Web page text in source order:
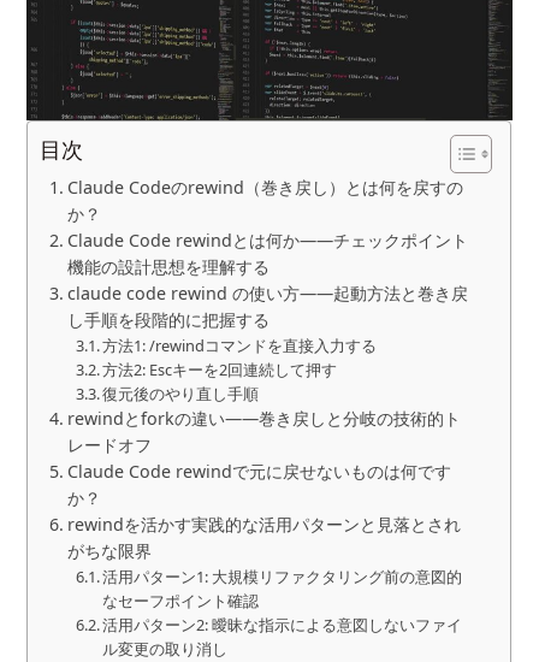
目次
Claude Codeのrewind（巻き戻し）とは何を戻すの
か？
Claude Code rewindとは何か――チェックポイント
機能の設計思想を理解する
claude code rewind の使い方――起動方法と巻き戻
し手順を段階的に把握する
方法1: /rewindコマンドを直接入力する
方法2: Escキーを2回連続して押す
復元後のやり直し手順
rewindとforkの違い――巻き戻しと分岐の技術的ト
レードオフ
Claude Code rewindで元に戻せないものは何です
か？
rewindを活かす実践的な活用パターンと見落とされ
がちな限界
活用パターン1: 大規模リファクタリング前の意図的
なセーフポイント確認
活用パターン2: 曖昧な指示による意図しないファイ
ル変更の取り消し